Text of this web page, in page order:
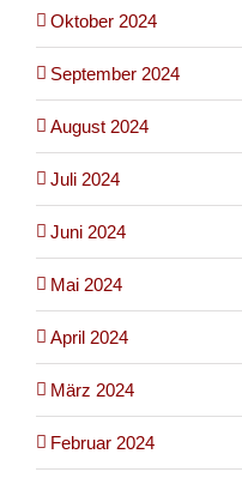
Oktober 2024
September 2024
August 2024
Juli 2024
Juni 2024
Mai 2024
April 2024
März 2024
Februar 2024